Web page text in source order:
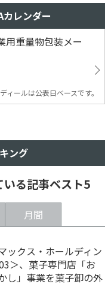
レンダー
用重量物包装メー
ィールは公表日ベースです。
ング
いる記事ベスト5
月間
ックス・ホールディン
＞、菓子専門店「お
し」事業を菓子卸の外